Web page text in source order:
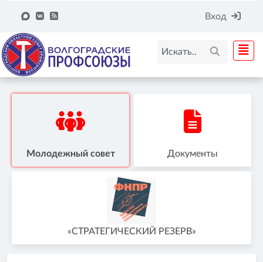
Вход
Молодежный совет Документы
«СТРАТЕГИЧЕСКИЙ РЕЗЕРВ»